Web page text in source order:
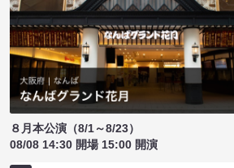
８月本公演（8/1～8/23）
08/08 14:30 開場 15:00 開演